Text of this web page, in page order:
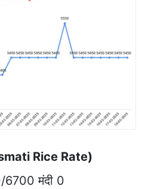
Rice Rate)
6700 मंदी 0